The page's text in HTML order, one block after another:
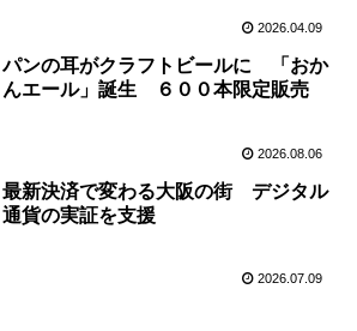
2026.04.09
パンの耳がクラフトビールに 「おか
んエール」誕生 ６００本限定販売
2026.08.06
最新決済で変わる大阪の街 デジタル
通貨の実証を支援
2026.07.09